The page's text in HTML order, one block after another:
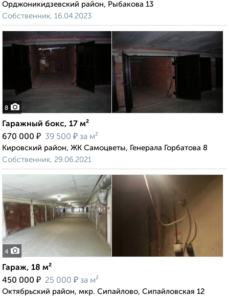
Орджоникидзевский район, Рыбакова 13
Собственник, 16.04.2023
8
Гаражный бокс, 17 м²
670 000 ₽ 39 500 ₽ за м²
Кировский район, ЖК Самоцветы, Генерала Горбатова 8
Собственник, 29.06.2021
4
Гараж, 18 м²
450 000 ₽ 25 000 ₽ за м²
Октябрьский район, мкр. Сипайлово, Сипайловская 12